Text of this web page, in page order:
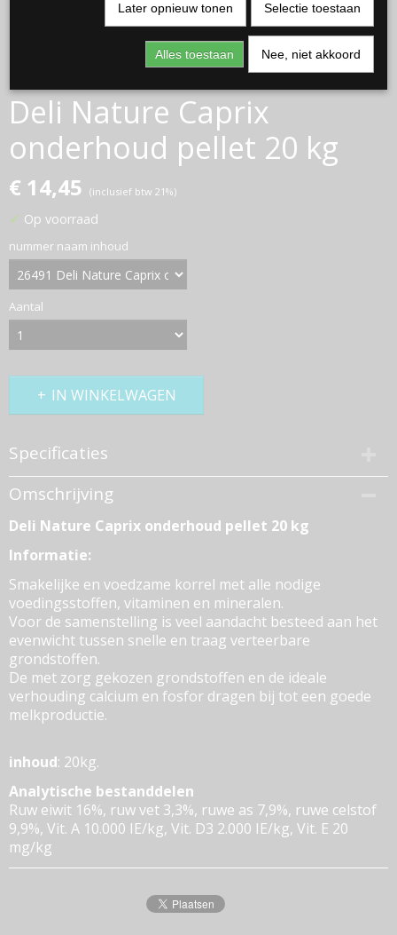
Deli Nature Caprix
onderhoud pellet 20 kg
€ 14,45 (inclusief btw 21%)
✓ Op voorraad
nummer naam inhoud
Aantal
IN WINKELWAGEN
Specificaties
Productcode
26491-495
Bruto gewicht
Omschrijving
Deli Nature Caprix onderhoud pellet 20 kg
Informatie:
Smakelijke en voedzame korrel met alle nodige
voedingsstoffen, vitaminen en mineralen.
Voor de samenstelling is veel aandacht besteed aan het
evenwicht tussen snelle en traag verteerbare
grondstoffen.
De met zorg gekozen grondstoffen en de ideale
verhouding calcium en fosfor dragen bij tot een goede
melkproductie.
inhoud: 20kg.
Analytische bestanddelen
Ruw eiwit 16%, ruw vet 3,3%, ruwe as 7,9%, ruwe celstof
9,9%, Vit. A 10.000 IE/kg, Vit. D3 2.000 IE/kg, Vit. E 20
mg/kg
Later opnieuw tonen Selectie toestaan
Alles toestaan Nee, niet akkoord